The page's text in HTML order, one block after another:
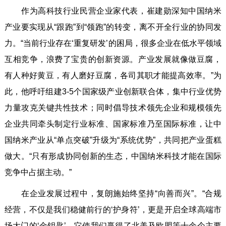
作为高科技行业民营企业家代表，崔建勋深知中国纳米
产业要实现从“跟跑”到“领跑”的转变，离不开全行业的协同发
力。“当前行业存在‘重复研发’的困局，很多企业在低水平领域
互相竞争，浪费了宝贵的创新资源。产业发展就像做豆腐，
有人种好黄豆，有人磨好豆腐，各司其职才能提高效率。”为
此，他呼吁组建3-5个国家级产业创新联合体，集中行业优势
力量攻克关键共性技术；同时倡导技术领先企业和规模领先
企业共同牵头制定行业标准、国家标准乃至国际标准，让中
国纳米产业从“单点突破”升级为“系统优势”，共同把产业蛋糕
做大。“只有形成协同创新的生态，中国纳米科技才能在国际
竞争中占据主动。”
在企业发展过程中，复朗施始终坚持“向善而兴”。“合规
经营，不仅是我们稳健前行的‘护身符’，更是开启全球高端市